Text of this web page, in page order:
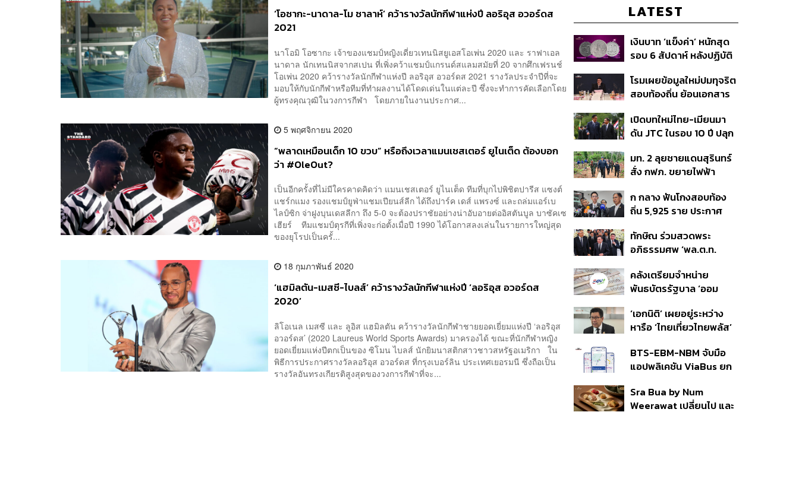
‘โอซากะ-นาดาล-โม ซาลาห์’ คว้ารางวัลนักกีฬาแห่งปี ลอริอุส อวอร์ดส
2021
นาโอมิ โอซากะ เจ้าของแชมป์หญิงเดี่ยวเทนนิสยูเอส​โอเพ่น 2020 และ ราฟาเอล
นาดาล นักเทนนิสจากสเปน ที่เพิ่งคว้าแชมป์แกรนด์สแลมสมัยที่ 20 จากศึกเฟรนช์
โอเพ่น 2020 คว้ารางวัลนักกีฬาแห่งปี ลอริอุส อวอร์ดส 2021 รางวัลประจำปีที่จะ
มอบให้กับนักกีฬาหรือทีมที่ทำผลงานได้โดดเด่นในแต่ละปี ซึ่งจะทำการคัดเลือกโดย
ผู้ทรงคุณวุฒิในวงการกีฬา โดยภายในงานประกาศ...
5 พฤศจิกายน 2020
“พลาดเหมือนเด็ก 10 ขวบ” หรือถึงเวลาแมนเชสเตอร์ ยูไนเต็ด ต้องบอก
ว่า #OleOut?
เป็นอีกครั้งที่ไม่มีใครคาดคิดว่า แมนเชสเตอร์​ ยูไนเต็ด ทีมที่บุกไปพิชิตปารีส แซงต์
แชร์กแมง รองแชมป์ยูฟ่าแชมเปียนส์ลีก ได้ถึงปาร์ค เดส์ แพรงซ์ และถล่มแอร์เบ
ไลป์ซิก จ่าฝูงบุนเดสลีกา ถึง 5-0 จะต้องปราชัยอย่างน่าอับอายต่ออิสตันบูล บาซัคเซ
เฮียร์ ทีมแชมป์ตุรกีที่เพิ่งจะก่อตั้งเมื่อปี 1990 ได้โอกาสลงเล่นในรายการใหญ่สุด
ของยุโรปเป็นครั้...
18 กุมภาพันธ์ 2020
‘แฮมิลตัน-เมสซี-ไบลส์’ คว้ารางวัลนักกีฬาแห่งปี ‘ลอริอุส อวอร์ดส
2020’
ลิโอเนล เมสซี และ ลูอิส แฮมิลตัน คว้ารางวัลนักกีฬาชายยอดเยี่ยมแห่งปี ‘ลอริอุส
อวอร์ดส’ (2020 Laureus World Sports Awards) มาครองได้ ขณะที่นักกีฬาหญิง
ยอดเยี่ยมแห่งปีตกเป็นของ ซิโมน ไบลส์ นักยิมนาสติกสาวชาวสหรัฐอเมริกา ใน
พิธีการประกาศรางวัลลอริอุส อวอร์ดส ที่กรุงเบอร์ลิน ประเทศเยอรมนี ซึ่งถือเป็น
รางวัลอันทรงเกียรติสูงสุดของวงการกีฬาที่จะ...
LATEST
เงินบาท ‘แข็งค่า’ หนักสุด
รอบ 6 สัปดาห์ หลังปฏิบัติ
สหรัฐฯ-ญี่ปุ่น Standard
Chartered เปิดเป้าสิ้นปีนี้
ต่อดอลลาร์
โรมเผยข้อมูลใหม่ปมทุจริต
สอบท้องถิ่น ย้อนเอกสาร
อนุทิน จ่อสอบต่อเอี่ยว
ตัดตอน ม.บูรพา หรือไม่
เปิดบทใหม่ไทย-เมียนมา
ดัน JTC ในรอบ 10 ปี ปลุก
ชายแดน ท่าเรือน้ำลึก
ทวาย
มท. 2 ลุยชายแดนสุรินทร์
สั่ง กฟภ. ขยายไฟฟ้า
350’ เสริมความมั่นคง
ชายแดน
ก กลาง ฟันโกงสอบท้อง
ถิ่น 5,925 ราย ประกาศ
ราย รอ ป.ป.ช. ขีดเส้นแล้ว
เสร็จ 31 ส.ค.
ทักษิณ ร่วมสวดพระ
อภิธรรมศพ ‘พล.ต.ท.
สิน’ สิริอายุ 103 ปี แกนนำ
เพื่อไทย-บุคคลหลาก
คลังเตรียมจำหน่าย
พันธบัตรรัฐบาล ‘ออม
ก.ย.นี้ อาจเพิ่มสัดส่วนการ
ขายแบบ Small Lot First
‘เอกนิติ’ เผยอยู่ระหว่าง
หารือ ‘ไทยเที่ยวไทยพลัส’
แสนล้าน มั่นใจงบต่อ ‘ไทย
ช่วยไทย พลัส’ เฟส 2 มี
BTS-EBM-NBM จับมือ
แอปพลิเคชัน ViaBus ยก
รถไฟฟ้า 3 สายแบบเรียล
ไทม์
Sra Bua by Num
Weerawat เปลี่ยนไป และ